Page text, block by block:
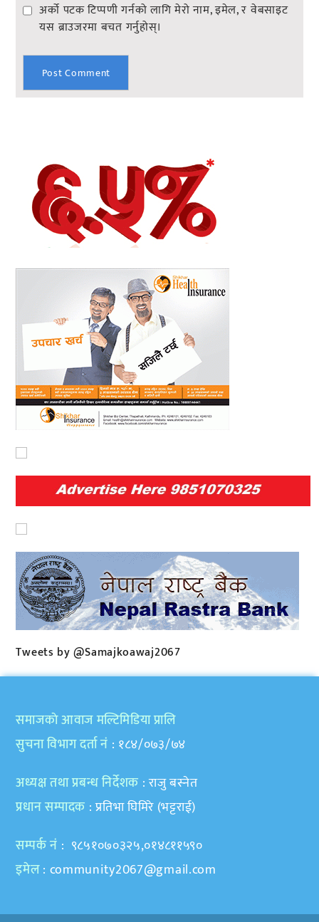
अर्को पटक टिप्पणी गर्नको लागि मेरो नाम, इमेल, र वेबसाइट
यस ब्राउजरमा बचत गर्नुहोस्।
Tweets by @Samajkoawaj2067
समाजकाे आवाज मल्टिमिडिया प्रालि
सुचना विभाग दर्ता नं : १८४/०७३/७४
अध्यक्ष तथा प्रबन्ध निर्देशक : राजु बस्नेत
प्रधान सम्पादक : प्रतिभा घिमिरे (भट्टराई)
सम्पर्क नं : ९८५१०७०३२५,०१४८११५९०
इमेल: community2067@gmail.com